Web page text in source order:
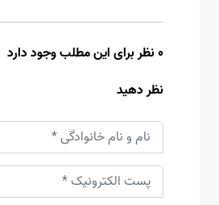
0 نظر برای این مطلب وجود دارد
نظر دهید